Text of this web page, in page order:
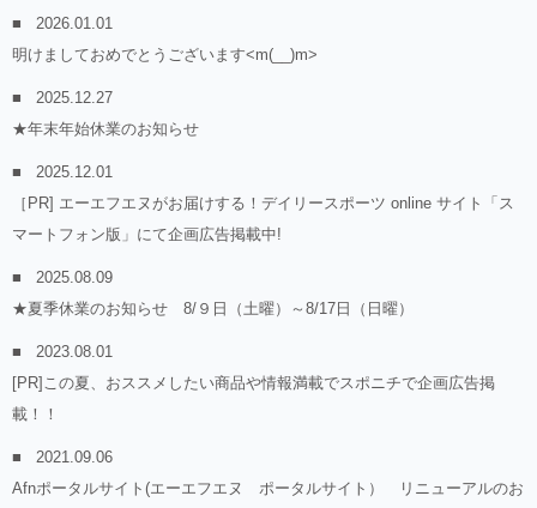
2026.01.01
明けましておめでとうございます<m(__)m>
2025.12.27
★年末年始休業のお知らせ
2025.12.01
［PR] エーエフエヌがお届けする！デイリースポーツ online サイト「ス
マートフォン版」にて企画広告掲載中!
2025.08.09
★夏季休業のお知らせ 8/９日（土曜）～8/17日（日曜）
2023.08.01
[PR]この夏、おススメしたい商品や情報満載でスポニチで企画広告掲
載！！
2021.09.06
Afnポータルサイト(エーエフエヌ ポータルサイト） リニューアルのお